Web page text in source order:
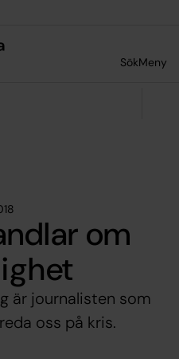
SökMeny
om
är journalisten som
oss på kris.